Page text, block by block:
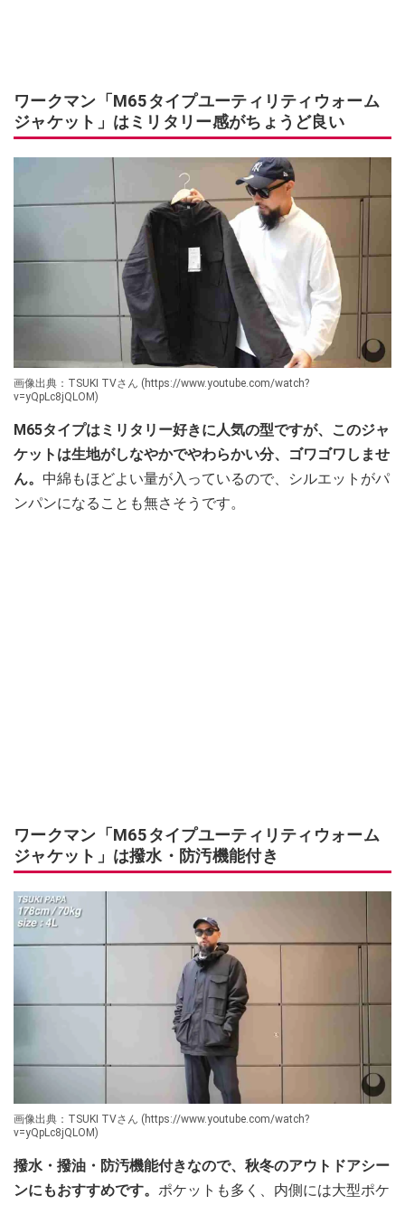
ワークマン「M65タイプユーティリティウォーム
ジャケット」はミリタリー感がちょうど良い
画像出典：TSUKI TVさん (https://www.youtube.com/watch?
v=yQpLc8jQLOM)
M65タイプはミリタリー好きに人気の型ですが、このジャ
ケットは生地がしなやかでやわらかい分、ゴワゴワしませ
ん。 中綿もほどよい量が入っているので、シルエットがパ
ンパンになることも無さそうです。
ワークマン「M65タイプユーティリティウォーム
ジャケット」は撥水・防汚機能付き
画像出典：TSUKI TVさん (https://www.youtube.com/watch?
v=yQpLc8jQLOM)
撥水・撥油・防汚機能付きなので、秋冬のアウトドアシー
ンにもおすすめです。 ポケットも多く、内側には大型ポケ